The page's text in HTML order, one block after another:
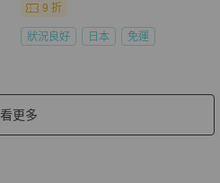
9 折
狀況良好 日本 免運
看更多